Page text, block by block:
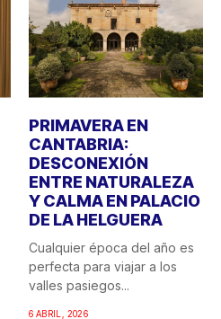
PRIMAVERA EN
CANTABRIA:
DESCONEXIÓN
ENTRE NATURALEZA
Y CALMA EN PALACIO
DE LA HELGUERA
Cualquier época del año es
perfecta para viajar a los
valles pasiegos...
6 ABRIL, 2026